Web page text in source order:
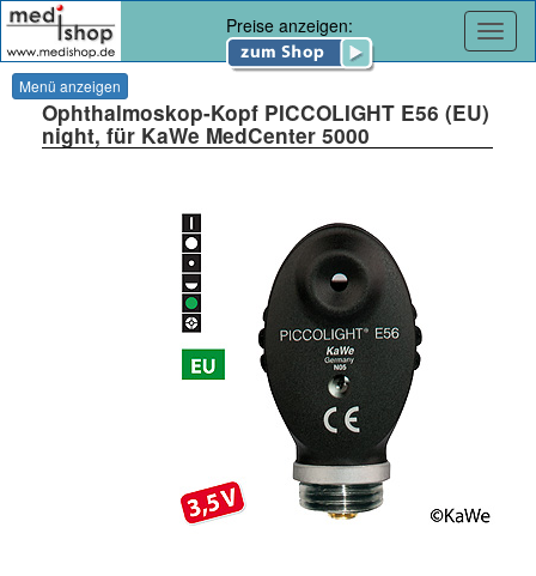
Preise anzeigen:
Menü anzeigen
Ophthalmoskop-Kopf PICCOLIGHT E56 (EU)
night, für KaWe MedCenter 5000